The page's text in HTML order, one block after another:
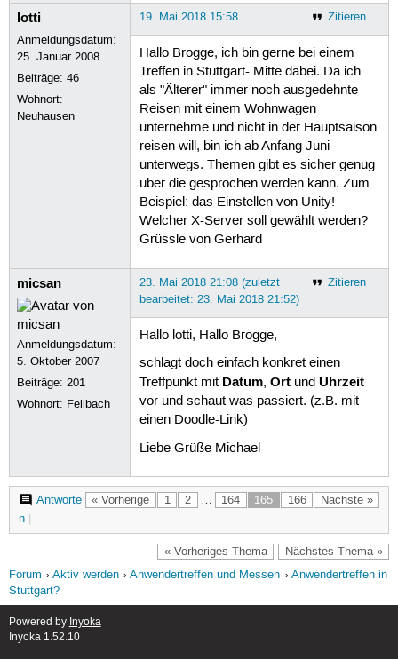
lotti
Anmeldungsdatum:
25. Januar 2008
Beiträge:46
Wohnort:
Neuhausen
Zitieren
19. Mai 2018 15:58
Hallo Brogge, ich bin gerne bei einem
Treffen in Stuttgart- Mitte dabei. Da ich
als "Älterer" immer noch ausgedehnte
Reisen mit einem Wohnwagen
unternehme und nicht in der Hauptsaison
reisen will, bin ich ab Anfang Juni
unterwegs. Themen gibt es sicher genug
über die gesprochen werden kann. Zum
Beispiel: das Einstellen von Unity!
Welcher X-Server soll gewählt werden?
Grüssle von Gerhard
micsan
Anmeldungsdatum:
5. Oktober 2007
Beiträge:201
Wohnort: Fellbach
Zitieren
23. Mai 2018 21:08 (zuletzt
bearbeitet: 23. Mai 2018 21:52)
Hallo lotti, Hallo Brogge,
schlagt doch einfach konkret einen
Treffpunkt mit Datum, Ortund Uhrzeit
vor und schaut was passiert. (z.B. mit
einen Doodle-Link)
Liebe Grüße Michael
« Vorherige 1 2 … 164 165 166 Nächste »
Antworte
n|
« Vorheriges Thema Nächstes Thema »
Forum Aktiv werden Anwendertreffen und Messen
Anwendertreffen in
Stuttgart?
Powered by Inyoka
Inyoka 1.52.10